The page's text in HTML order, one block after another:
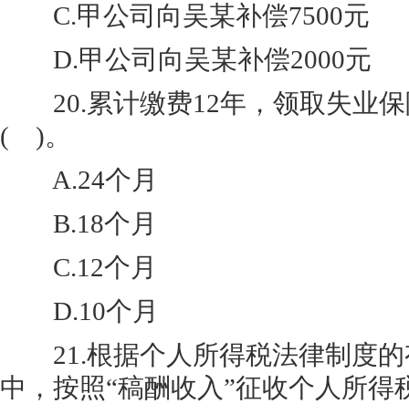
C.甲公司向吴某补偿7500元
D.甲公司向吴某补偿2000元
20.累计缴费12年，领取失业保
( )。
A.24个月
B.18个月
C.12个月
D.10个月
21.根据个人所得税法律制度的
中，按照“稿酬收入”征收个人所